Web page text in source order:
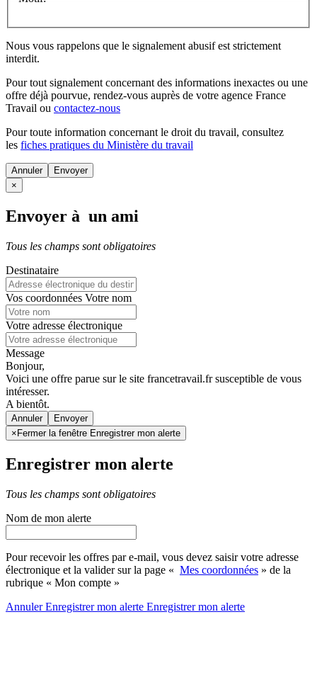
Nous vous rappelons que le signalement abusif est strictement
interdit.
Pour tout signalement concernant des informations inexactes ou une
offre déjà pourvue, rendez-vous auprès de votre agence France
Travail ou contactez-nous
Pour toute information concernant le droit du travail, consultez
les fiches pratiques du Ministère du travail
Annuler
×
Envoyer à un ami
Tous les champs sont obligatoires
Destinataire
Vos coordonnées Votre nom
Votre adresse électronique
Message
Bonjour,
Voici une offre parue sur le site francetravail.fr susceptible de vous
intéresser.
A bientôt.
Annuler
× Fermer la fenêtre Enregistrer mon alerte
Enregistrer mon alerte
Tous les champs sont obligatoires
Nom de mon alerte
Pour recevoir les offres par e-mail, vous devez saisir votre adresse
électronique et la valider sur la page « Mes coordonnées » de la
rubrique « Mon compte »
AnnulerEnregistrer mon alerte Enregistrermon alerte